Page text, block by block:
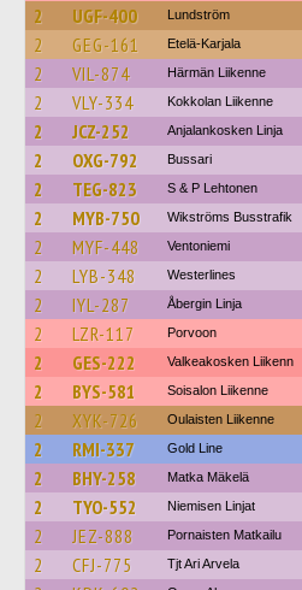
2 UGF-400 Lundström
2 GEG-161 Etelä-Karjala
2 VIL-874 Härmän Liikenne
2 VLY-334 Kokkolan Liikenne
2 JCZ-252 Anjalankosken Linja
2 OXG-792 Bussari
2 TEG-823 S & P Lehtonen
2 MYB-750 Wikströms Busstrafik
2 MYF-448 Ventoniemi
2 LYB-348 Westerlines
2 IYL-287 Åbergin Linja
2 LZR-117 Porvoon
2 GES-222 Valkeakosken Liikenn
2 BYS-581 Soisalon Liikenne
2 XYK-726 Oulaisten Liikenne
2 RMI-337 Gold Line
2 BHY-258 Matka Mäkelä
2 TYO-552 Niemisen Linjat
2 JEZ-888 Pornaisten Matkailu
2 CFJ-775 Tjt Ari Arvela